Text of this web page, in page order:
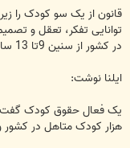
ت
توانایی تفکر، ‌تعقل و
در کشور از سنین 9تا 13 سالگی تعریف می‌شود.
ایلنا نوشت:
هزار کودک متاهل در کشور وجود دارد که 85